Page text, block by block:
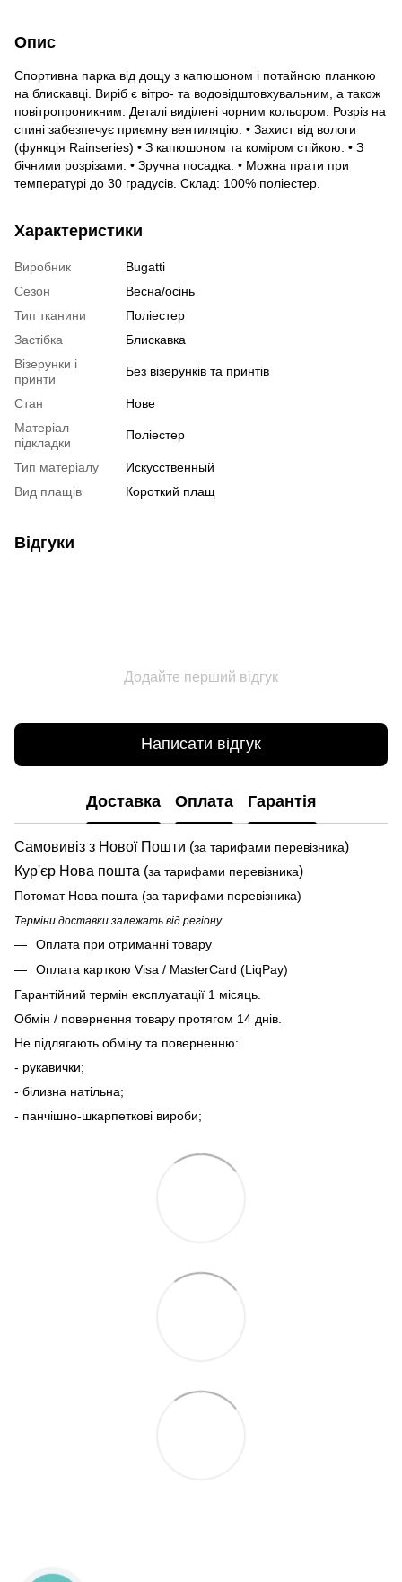
Опис
Спортивна парка від дощу з капюшоном і потайною планкою
на блискавці. Виріб є вітро- та водовідштовхувальним, а також
повітропроникним. Деталі виділені чорним кольором. Розріз на
спині забезпечує приємну вентиляцію. • Захист від вологи
(функція Rainseries) • З капюшоном та коміром стійкою. • З
бічними розрізами. • Зручна посадка. • Можна прати при
температурі до 30 градусів. Склад: 100% поліестер.
Характеристики
Виробник
Bugatti
Сезон
Весна/осінь
Тип тканини
Поліестер
Застібка
Блискавка
Візерунки і
принти
Без візерунків та принтів
Стан
Нове
Матеріал
підкладки
Поліестер
Тип матеріалу
Искусственный
Вид плащів
Короткий плащ
Відгуки
Додайте перший відгук
Написати відгук
Доставка Оплата Гарантія
Самовивіз з Нової Пошти (за тарифами перевізника)
Кур'єр Нова пошта (за тарифами перевізника)
Потомат Нова пошта (за тарифами перевізника)
Терміни доставки залежать від регіону.
Оплата при отриманні товару
Оплата карткою Visa / MasterCard (LiqPay)
Гарантійний термін експлуатації 1 місяць.
Обмін / повернення товару протягом 14 днів.
Не підлягають обміну та поверненню:
- рукавички;
- білизна натільна;
- панчішно-шкарпеткові вироби;